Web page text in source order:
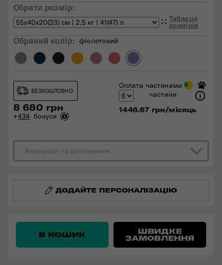
Обрати розмір:
Таблиця
розмірів
Обраний колiр: фіолетовий
БЕЗКОШТОВНО
8 680 грн
+434 бонуси
Оплата частинами
частини
1446.67 грн/місяць
Аксесуари та доповнення
ДОДАЙТЕ ПЕРСОНАЛІЗАЦІЮ
В КОШИК ШВИДКЕ
ЗАМОВЛЕННЯ